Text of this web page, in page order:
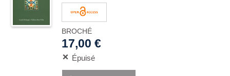
BROCHÉ
17,00 €
Épuisé